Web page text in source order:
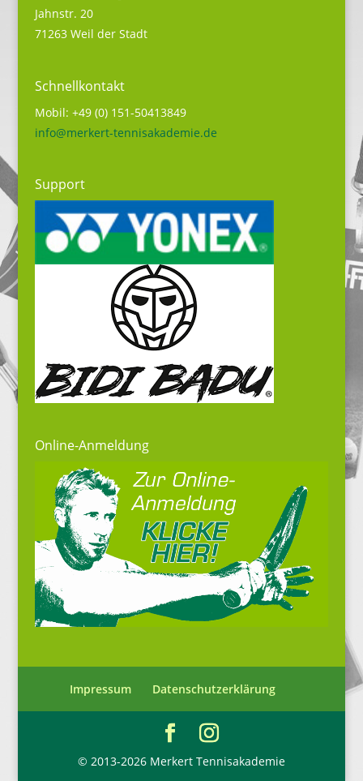
Jahnstr. 20
71263 Weil der Stadt
Schnellkontakt
Mobil: +49 (0) 151-50413849
info@merkert-tennisakademie.de
Support
Online-Anmeldung
Impressum Datenschutzerklärung
© 2013-2026 Merkert Tennisakademie